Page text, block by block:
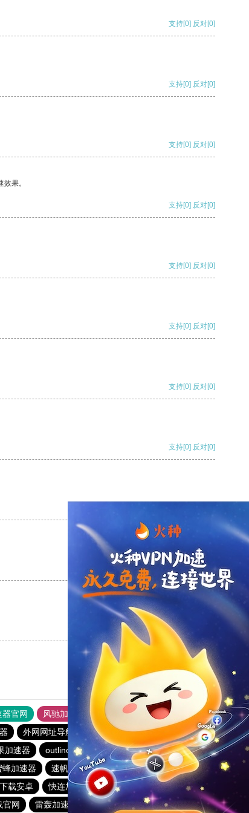
支持[0] 反对[0]
支持[0] 反对[0]
支持[0] 反对[0]
果。
支持[0] 反对[0]
支持[0] 反对[0]
支持[0] 反对[0]
支持[0] 反对[0]
支持[0] 反对[0]
支持 [0] 反对 [0]
支持
器官网 风驰加速器
旋风加速器
外网网址导航 软件中心 雷霆加速
狂飙加速器
加速器 outline
永久不收费的vp加速器2023
蜂加速器 速帆加速器
免费vqn加速外网
载安卓 快连加速器app
飞鸟加速器
官网 雷轰加速器 蚂蚁加速器 tyl加速器官网